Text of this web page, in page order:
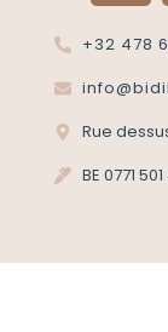
+32 478
Rue
BE 0771